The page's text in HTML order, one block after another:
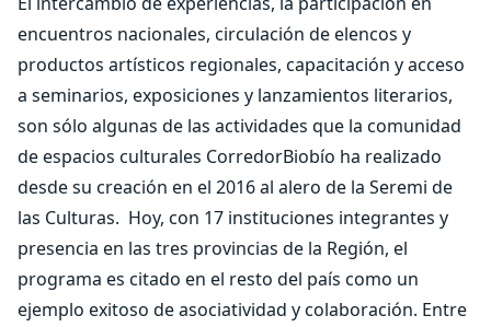
encuentros nacionales, circulación de elencos y
productos artísticos regionales, capacitación y acceso
a seminarios, exposiciones y lanzamientos literarios,
son sólo algunas de las actividades que la comunidad
de espacios culturales CorredorBiobío ha realizado
desde su creación en el 2016 al alero de la Seremi de
las Culturas. Hoy, con 17 instituciones integrantes y
presencia en las tres provincias de la Región, el
programa es citado en el resto del país como un
ejemplo exitoso de asociatividad y colaboración. Entre